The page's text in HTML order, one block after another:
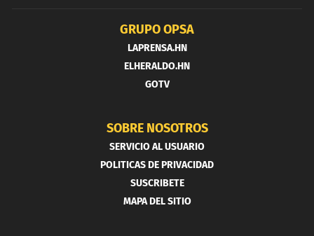
GRUPO OPSA
LAPRENSA.HN
ELHERALDO.HN
GOTV
SOBRE NOSOTROS
SERVICIO AL USUARIO
POLITICAS DE PRIVACIDAD
SUSCRIBETE
MAPA DEL SITIO